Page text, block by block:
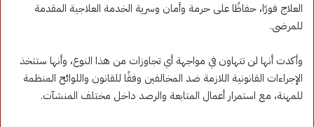
العلاج فورًا، حفاظًا على حرمة وأمان وسرية الخدمة العلاجية المقدمة
للمرضى.
وأكدت أنها لن تتهاون في مواجهة أي تجاوزات من هذا النوع، وأنها ستتخذ
الإجراءات القانونية اللازمة ضد المخالفين وفقًا للقانون واللوائح المنظمة
للمهنة، مع استمرار أعمال المتابعة والرصد داخل مختلف المنشآت.